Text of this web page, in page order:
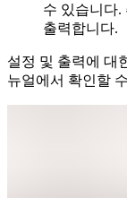
수 있습니다.
출력합니다.
설정 및 출력에 대
뉴얼에서 확인할